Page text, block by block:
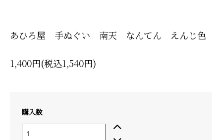
あひろ屋 手ぬぐい 南天 なんてん えんじ色
1,400円(税込1,540円)
購入数